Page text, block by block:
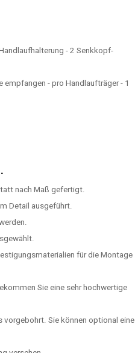
- 2 Senkkopf-
empfangen - pro Handlaufträger - 1
nach Maß gefertigt.
Detail ausgeführt.
für die Montage
Sie eine sehr hochwertige
vorgebohrt. Sie können optional eine